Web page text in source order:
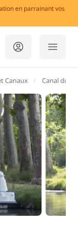
en parrainant vos
Canaux Canal du